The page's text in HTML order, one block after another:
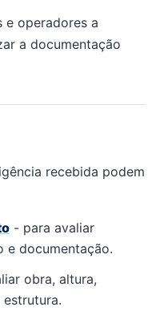
e operadores a
a documentação
recebida podem
- para avaliar
e documentação.
obra, altura,